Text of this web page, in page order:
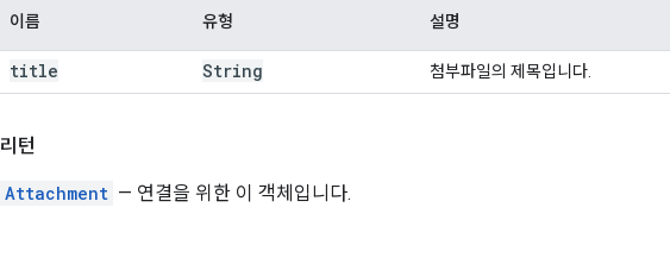
이름 유형 설명
title String 첨부파일의 제목입니다.
리턴
Attachment — 연결을 위한 이 객체입니다.